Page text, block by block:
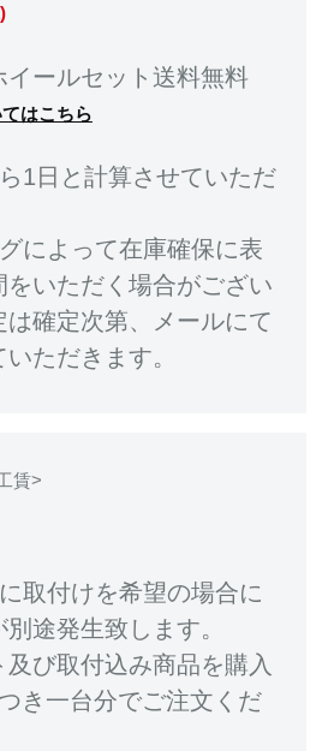
イールセット送料無料
はこちら
1日と計算させていただ
によって在庫確保に表
いただく場合がござい
は確定次第、メールにて
ただきます。
賃>
取付けを希望の場合に
途発生致します。
び取付込み商品を購入
き一台分でご注文くだ